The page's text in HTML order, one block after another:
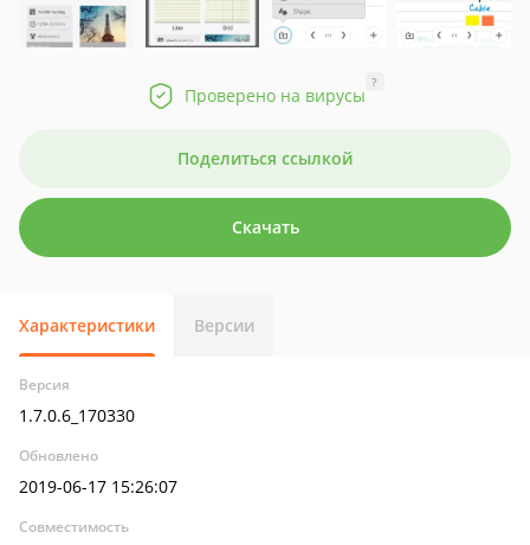
Проверено на вирусы
?
Поделиться ссылкой
Скачать
Характеристики Версии
Версия
1.7.0.6_170330
Обновлено
2019-06-17 15:26:07
Совместимость